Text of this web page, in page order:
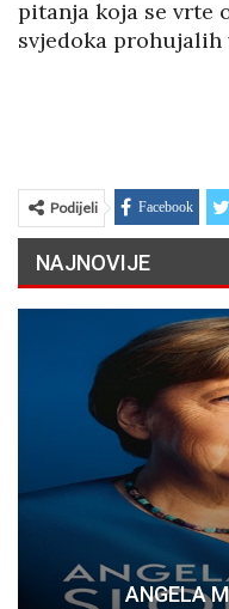
pitanja koja se vrte
svjedoka prohujalih
Podijeli Facebook
NAJNOVIJE
ANGELA